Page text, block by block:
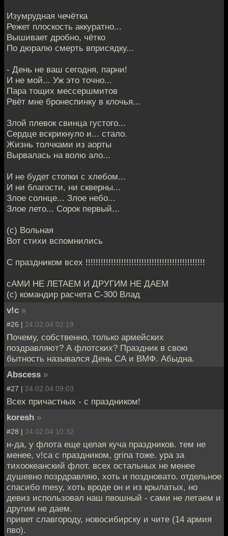
Изумрудная чечётка
Режет плоскость аккуратно...
Вышивает дробно, чётко
По дюралю смерть вприсядку...
- День не ваш сегодня, парни!
И не мой... Уж это точно...
Пара тощих мессершмитов
Рвёт мне бронеспинку в клочья...
Злой плевок свинца густого...
Сердце вскрикнуло и... стало.
Жизнь толчками из аорты
Вырвалась на волю ало...
И не будет стопки с хлебом...
И ни благости, ни скверны...
Злое солнце... Злое небо...
Злое лето... Сорок первый...
(с) Вольная
Вот стихи вспомнились
С праздником всех !!!!!!!!!!!!!!!!!!!!!!!!!!!!!!!!!!!!!!!!!!!!!!!
сАМИ НЕ ЛЕТАЕМ И ДРУГИМ НЕ ДАЕМ
(с) командир расчета С-300 Влад
v!c »
#26 | 24.02.04 02:19
Почему, собственно, только армейских
поздравляют? А флотских? Праздник в свою
бытность назывался День СА и ВМФ. Абыдна.
Abscess »
#27 | 24.02.04 09:03
Всех причастных - с праздником!
koresh »
#28 | 24.02.04 10:32
н-да, у флота еще целая куча праздников. тем не
менее, v!cа с праздником, grinа тоже. ура за
тихоокеанский флот. всех остальных не менее
душевно позрдравляю, хоть и поздновато. отдельное
спасибо mesу, хоть вроде он и из крылатых, но
девиз использовал наш пвошный - сами не летаем и
другим не даем.
привет славгороду, новосибирску и чите (14 армия
пво).